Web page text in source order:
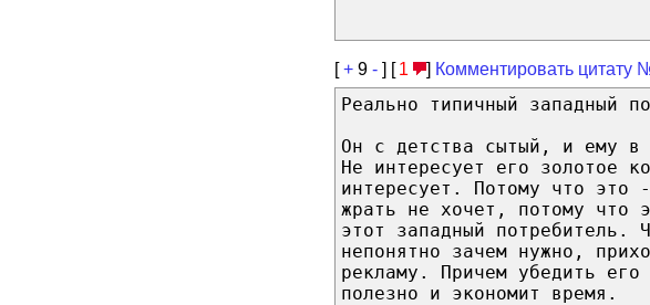
[+ 9 - ] [ 1 ] Комментировать цитату
Реально типичный западный
Он с детства сытый, и ему в
Не интересует его золотое
интересует. Потому что это
жрать не хочет, потому что
этот западный потребитель.
непонятно зачем нужно,
рекламу. Причем убедить
полезно и экономит время.